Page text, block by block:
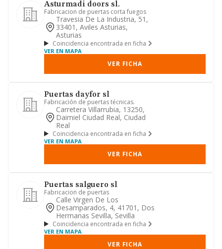
Asturmadi doors sl.
Fabricacion de puertas corta fuegos
Travesia De La Industria, 51,
33401, Aviles Asturias,
Asturias
Coincidencia encontrada en ficha
VER EN MAPA
VER FICHA
Puertas dayfor sl
Fabricación de puertas técnicas.
Carretera Villarrubia, 13250,
Daimiel Ciudad Real, Ciudad
Real
Coincidencia encontrada en ficha
VER EN MAPA
VER FICHA
Puertas salguero sl
Fabricacion de puertas
Calle Virgen De Los
Desamparados, 4, 41701, Dos
Hermanas Sevilla, Sevilla
Coincidencia encontrada en ficha
VER EN MAPA
VER FICHA